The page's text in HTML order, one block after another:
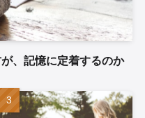
、記憶に定着するのか